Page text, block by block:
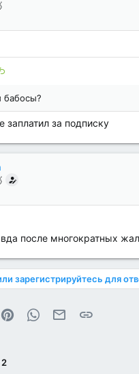
бабосы?
за подписку
после многократных
зарегистрируйтесь для
PinterestWhatsAppЭлектронная
Ссылка